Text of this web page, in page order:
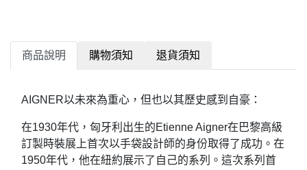
商品說明 購物須知 退貨須知
AIGNER以未來為重心，但也以其歷史感到自豪：
在1930年代，匈牙利出生的Etienne Aigner在巴黎高級
訂製時裝展上首次以手袋設計師的身份取得了成功。在
1950年代，他在紐約展示了自己的系列。這次系列首